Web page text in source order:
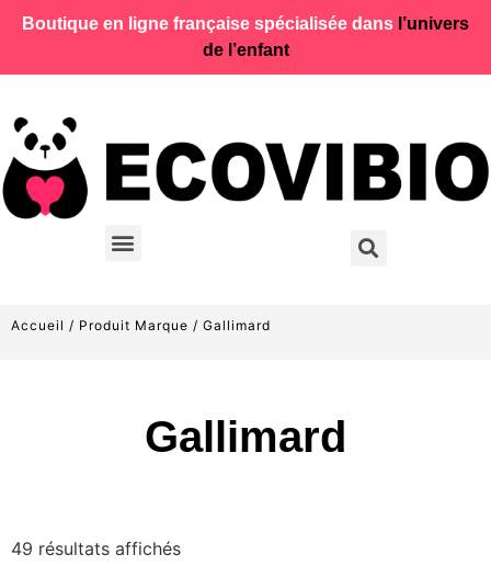
Boutique en ligne française spécialisée dans l’univers
de l’enfant
Accueil / Produit Marque / Gallimard
Gallimard
49 résultats affichés